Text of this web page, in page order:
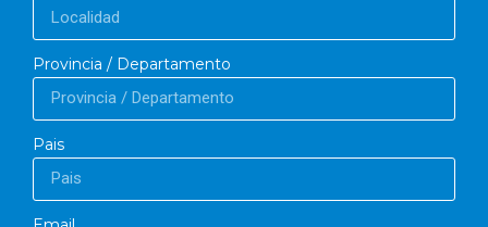
Provincia / Departamento
Pais